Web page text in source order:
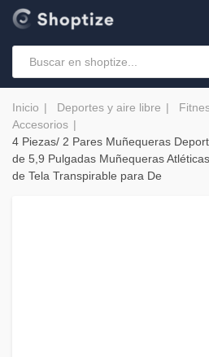
Inicio Deportes y aire libre
Accesorios
4 Piezas/ 2 Pares Muñequeras
de 5,9 Pulgadas Muñequeras
de Tela Transpirable para De